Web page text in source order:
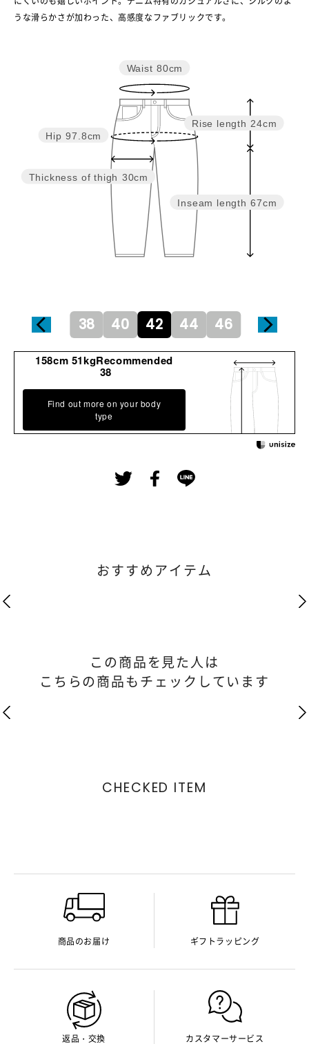
うな滑らかさが加わった、高感度なファブリックです。
Inseam length 67cm
Rise length 24cm
Thickness of thigh 30cm
Hip 97.8cm
Waist 80cm
38 40 42 44 46
158cm 51kgRecommended
38
Find out more on your body
type
おすすめアイテム
この商品を見た人は
こちらの商品もチェックしています
CHECKED ITEM
商品のお届け ギフトラッピング
返品・交換 カスタマーサービス